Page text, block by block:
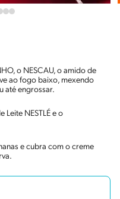
o NESCAU, o amido de
ao fogo baixo, mexendo
até engrossar.
Leite NESTLÉ e o
e cubra com o creme